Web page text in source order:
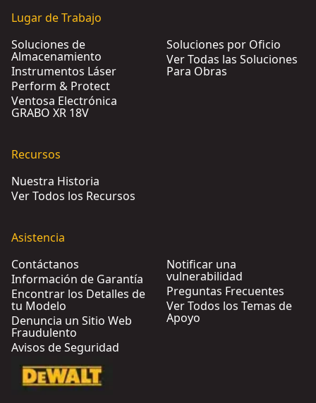
Lugar de Trabajo
Soluciones de
Almacenamiento
Instrumentos Láser
Perform & Protect
Ventosa Electrónica
GRABO XR 18V
Soluciones por Oficio
Ver Todas las Soluciones
Para Obras
Recursos
Nuestra Historia
Ver Todos los Recursos
Asistencia
Contáctanos
Información de Garantía
Encontrar los Detalles de
tu Modelo
Denuncia un Sitio Web
Fraudulento
Avisos de Seguridad
Notificar una
vulnerabilidad
Preguntas Frecuentes
Ver Todos los Temas de
Apoyo